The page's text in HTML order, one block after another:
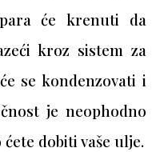
će krenuti da
kroz sistem za
se kondenzovati i
je neophodno
dobiti vaše ulje.